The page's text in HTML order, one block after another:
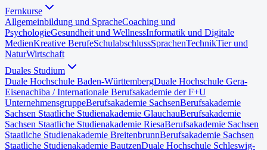
Fernkurse
Allgemeinbildung und SpracheCoaching und
PsychologieGesundheit und WellnessInformatik und Digitale
MedienKreative BerufeSchulabschlussSprachenTechnikTier und
NaturWirtschaft
Duales Studium
Duale Hochschule Baden-WürttembergDuale Hochschule Gera-
Eisenachiba / Internationale Berufsakademie der F+U
UnternehmensgruppeBerufsakademie SachsenBerufsakademie
Sachsen Staatliche Studienakademie GlauchauBerufsakademie
Sachsen Staatliche Studienakademie RiesaBerufsakademie Sachsen
Staatliche Studienakademie BreitenbrunnBerufsakademie Sachsen
Staatliche Studienakademie BautzenDuale Hochschule Schleswig-